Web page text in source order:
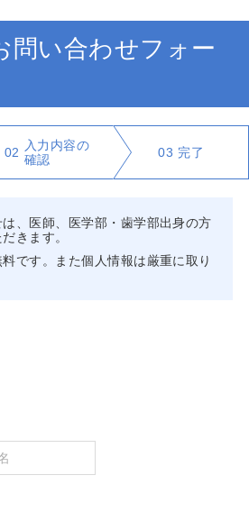
問い合わせフォー
02
入力内容の
確認
03 完了
、医師、医学部・歯学部出身の方
きます。
です。また個人情報は厳重に取り